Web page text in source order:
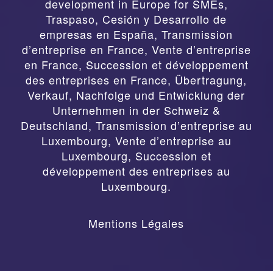
development in Europe for SMEs,
Traspaso, Cesión y Desarrollo de
empresas en España,Transmission
d’entreprise en France, Vente d’entreprise
en France, Succession et développement
des entreprises en France, Übertragung,
Verkauf, Nachfolge und Entwicklung der
Unternehmen in der Schweiz &
Deutschland, Transmission d’entreprise au
Luxembourg, Vente d’entreprise au
Luxembourg, Succession et
développement des entreprises au
Luxembourg.
Mentions Légales